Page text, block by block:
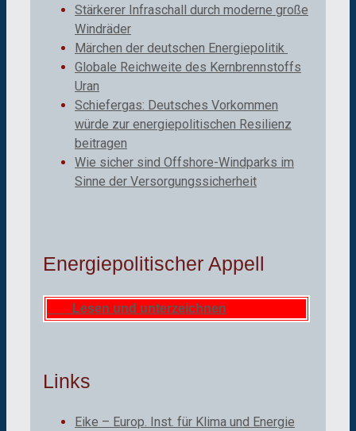
Stärkerer Infraschall durch moderne große
Windräder
Märchen der deutschen Energiepolitik
Globale Reichweite des Kernbrennstoffs
Uran
Schiefergas: Deutsches Vorkommen
würde zur energiepolitischen Resilienz
beitragen
Wie sicher sind Offshore-Windparks im
Sinne der Versorgungssicherheit
Energiepolitischer Appell
Lesen und unterzeichnen
Links
Eike – Europ. Inst. für Klima und Energie